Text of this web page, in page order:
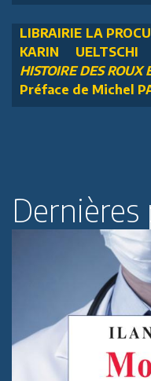
LIBRAIRIE LA
KARIN
HISTOIRE DES ROUX
Préface de Michel